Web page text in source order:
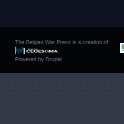
The Belgian War Press is a creation of
Powered by Drupal